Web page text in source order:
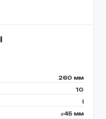
260 мм
10
⌀45 мм